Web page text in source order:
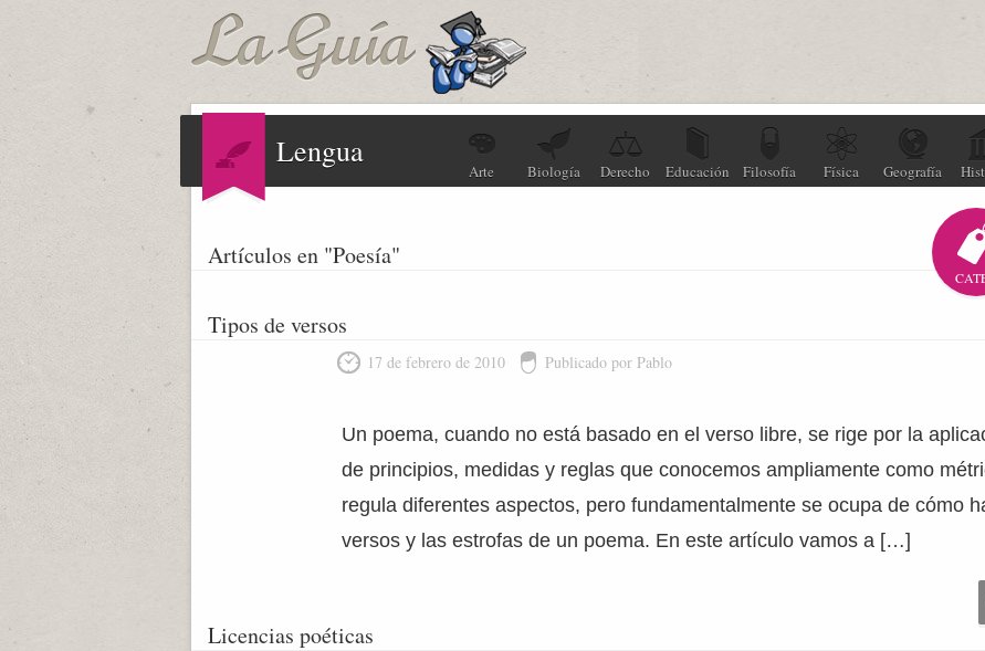
Lengua
Arte Biología Derecho Educación Filosofía Física Geografía
Artículos en "Poesía"
Tipos de versos
17 de febrero de 2010 Publicado por Pablo
Un poema, cuando no está basado en el verso libre, se rige por la
de principios, medidas y reglas que conocemos ampliamente como
regula diferentes aspectos, pero fundamentalmente se ocupa de cómo
versos y las estrofas de un poema. En este artículo vamos a […]
Licencias poéticas